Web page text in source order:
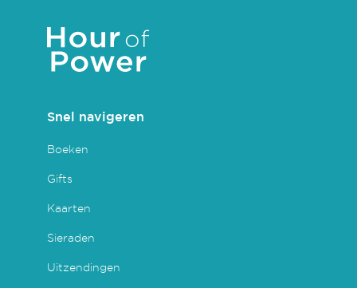
Snel navigeren
Boeken
Gifts
Kaarten
Sieraden
Uitzendingen